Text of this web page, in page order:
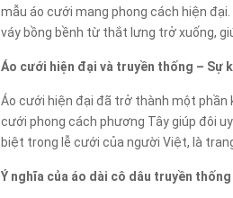
mẫu áo cưới mang phong cách hiện
váy bồng bềnh từ thắt lưng trở xuống,
Áo cưới hiện đại và truyền thống – Sự
Áo cưới hiện đại đã trở thành một phần
cưới phong cách phương Tây giúp đôi
biệt trong lễ cưới của người Việt, là
Ý nghĩa của áo dài cô dâu truyền